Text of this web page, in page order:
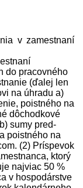
v zamestnaní
do pracovného
(ďalej len
na úhradu a)
poistného na
dôchodkové
sumy pred­
poistného na
(2) Príspevok
ktorý
najviac 50 %
v hospodárstve